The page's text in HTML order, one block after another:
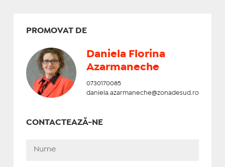
PROMOVAT DE
Daniela Florina
Azarmaneche
0730170085
daniela.azarmaneche@zonadesud.ro
CONTACTEAZĂ-NE